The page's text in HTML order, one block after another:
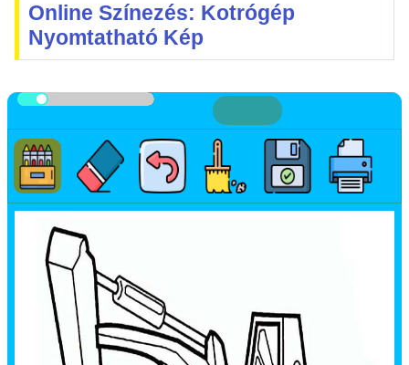
Online Színezés: Kotrógép
Nyomtatható Kép